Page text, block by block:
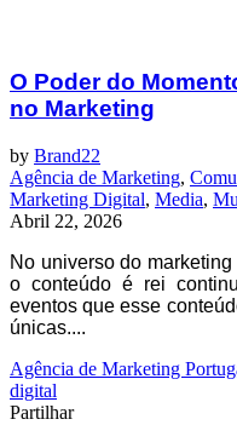
O Poder do
no Marketing
by Brand22
Agência de Marketing,
Marketing Digital, Media,
Abril 22, 2026
No universo do
o conteúdo é rei
eventos que esse
únicas....
Agência de Marketing
digital
Partilhar